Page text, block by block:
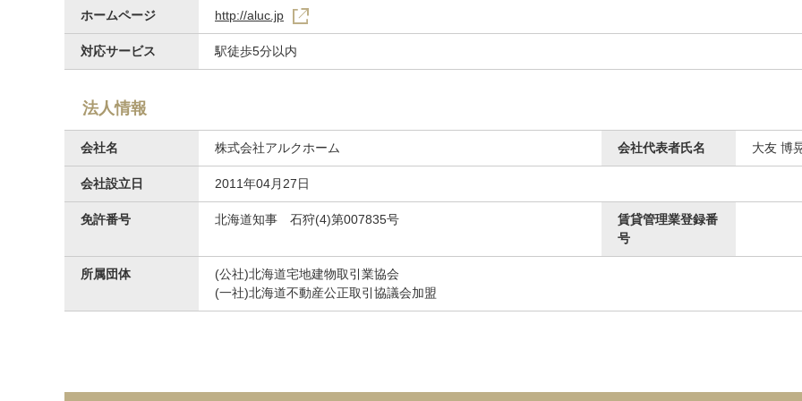
ホームページ http://aluc.jp
対応サービス 駅徒歩5分以内
法人情報
会社名 株式会社アルクホーム 会社代表者氏名 大友 博
会社設立日 2011年04月27日
免許番号 北海道知事 石狩(4)第007835号
賃貸管理業登録番
号
所属団体
(公社)北海道宅地建物取引業協会
(一社)北海道不動産公正取引協議会加盟